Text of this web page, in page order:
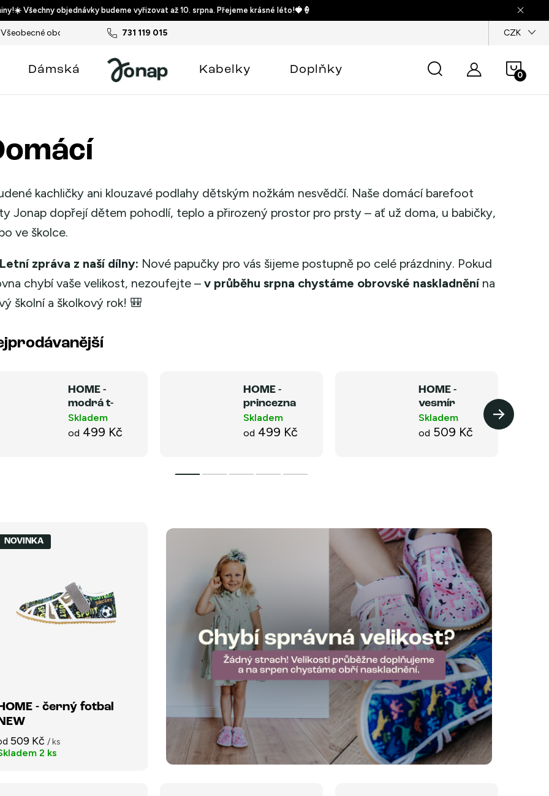
Všechny objednávky budeme vyřizovat až 10. srpna. Přejeme krásné léto!🍓🍦
731 119 015
Všeobecné obchodní podmínky Podmínky ochrany osobních údajů CZK
košík
Dámská Kabelky Doplňky
kachličky ani klouzavé podlahy dětským nožkám nesvědčí. Naše domácí barefoot
Jonap dopřejí dětem pohodlí, teplo a přirozený prostor pro prsty – ať už doma, u babičky,
ve školce.
Letní zpráva z naší dílny: Nové papučky pro vás šijeme postupně po celé prázdniny. Pokud
chybí vaše velikost, nezoufejte – v průběhu srpna chystáme obrovské naskladněnína
školní a školkový rok! 🎒
HOME -
modrá t-
rex NEW
Skladem
od 499 Kč
HOME -
princezna
NEW
Skladem
od 499 Kč
HOME -
vesmír
NEW
Skladem
od 509 Kč
NOVINKA
HOME - černý fotbal
509 Kč/ ks
2 ks